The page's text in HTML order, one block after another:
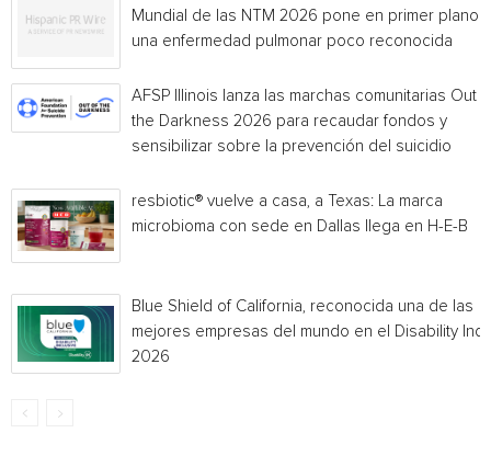
Mundial de las NTM 2026 pone en primer plano
una enfermedad pulmonar poco reconocida
AFSP Illinois lanza las marchas comunitarias Out
the Darkness 2026 para recaudar fondos y
sensibilizar sobre la prevención del suicidio
resbiotic® vuelve a casa, a Texas: La marca
microbioma con sede en Dallas llega en H-E-B
Blue Shield of California, reconocida una de las
mejores empresas del mundo en el Disability
2026